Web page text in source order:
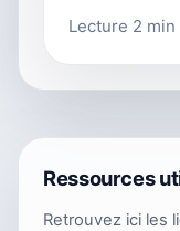
Lecture 2 min
Ressources
Retrouvez ici les